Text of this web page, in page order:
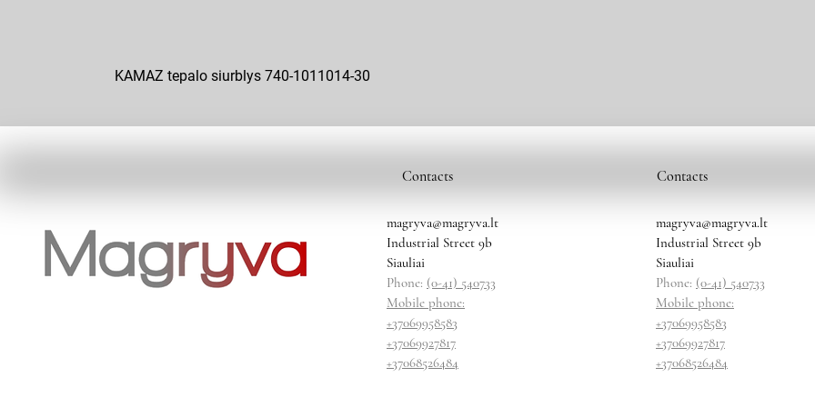
KAMAZ tepalo siurblys 740-1011014-30
Contacts
magryva@magryva.lt
Industrial Street 9b
Siauliai
Phone: (0-41) 540733
Mobile phone:
+37069958583
+37069927817
+37068526484
Contacts
magryva@magryva.lt
Industrial Street 9b
Siauliai
Phone: (0-41) 540733
Mobile phone:
+37069958583
+37069927817
+37068526484